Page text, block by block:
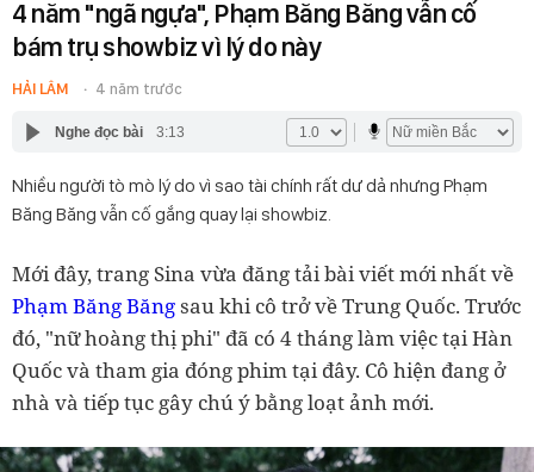
4 năm "ngã ngựa", Phạm Băng Băng vẫn cố
bám trụ showbiz vì lý do này
HẢI LÂM 4 năm trước
Nghe đọc bài 3:13
Nhiều người tò mò lý do vì sao tài chính rất dư dả nhưng Phạm
Băng Băng vẫn cố gắng quay lại showbiz.
Mới đây, trang Sina vừa đăng tải bài viết mới nhất về
Phạm Băng Băngsau khi cô trở về Trung Quốc. Trước
đó, "nữ hoàng thị phi" đã có 4 tháng làm việc tại Hàn
Quốc và tham gia đóng phim tại đây. Cô hiện đang ở
nhà và tiếp tục gây chú ý bằng loạt ảnh mới.